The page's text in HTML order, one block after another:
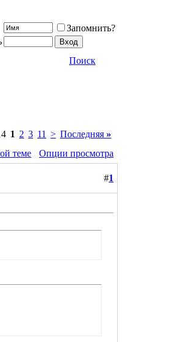
Запомнить?
Поиск
1 2 3 11 > Последняя »
теме
Опции просмотра
#1